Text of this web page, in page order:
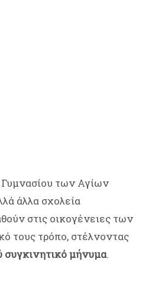
Γυμνασίου των Αγίων
άλλα σχολεία
στις οικογένειες των
τους τρόπο, στέλνοντας
συγκινητικό μήνυμα.